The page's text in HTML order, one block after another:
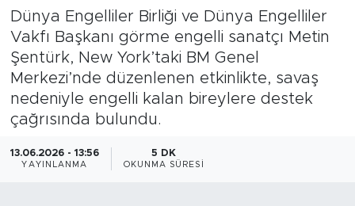
Dünya Engelliler Birliği ve Dünya Engelliler
Vakfı Başkanı görme engelli sanatçı Metin
Şentürk, New York’taki BM Genel
Merkezi’nde düzenlenen etkinlikte, savaş
nedeniyle engelli kalan bireylere destek
çağrısında bulundu.
13.06.2026 - 13:56
YAYINLANMA
5 DK
OKUNMA SÜRESI
Magazin
Özel Haber
Politika